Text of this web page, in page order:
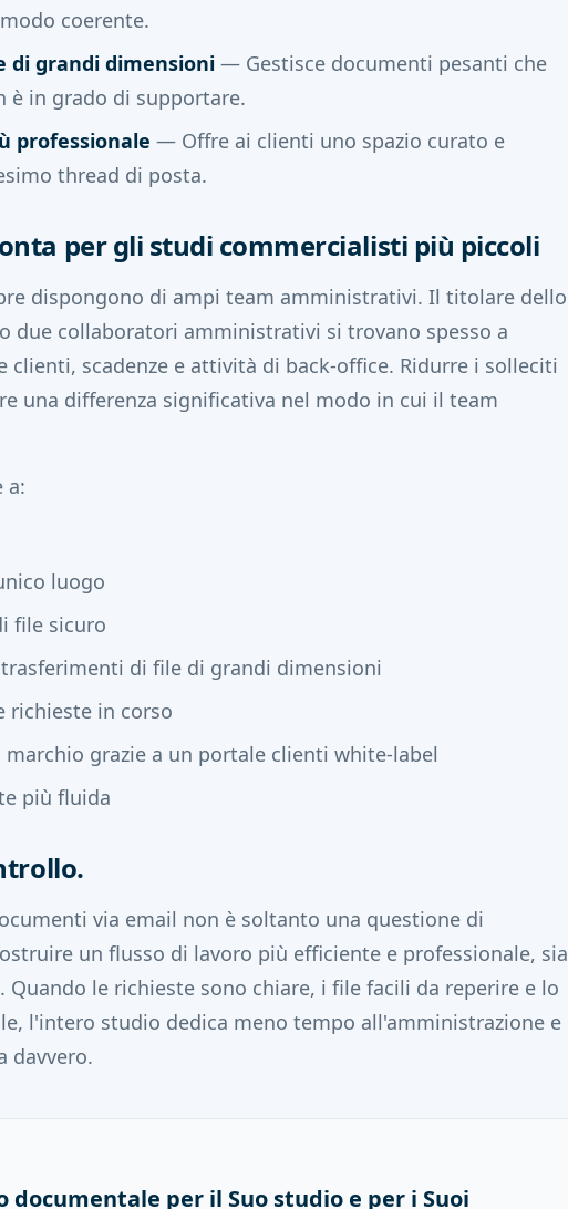
coerente.
di grandi dimensioni — Gestisce documenti pesanti che
è in grado di supportare.
professionale — Offre ai clienti uno spazio curato e
thread di posta.
per gli studi commercialisti più piccoli
dispongono di ampi team amministrativi. Il titolare dello
due collaboratori amministrativi si trovano spesso a
clienti, scadenze e attività di back-office. Ridurre i solleciti
una differenza significativa nel modo in cui il team
a:
luogo
file sicuro
di file di grandi dimensioni
richieste in corso
marchio grazie a un portale clienti white-label
più fluida
via email non è soltanto una questione di
un flusso di lavoro più efficiente e professionale, sia
le richieste sono chiare, i file facili da reperire e lo
l'intero studio dedica meno tempo all'amministrazione e
davvero.
documentale per il Suo studio e per i Suoi